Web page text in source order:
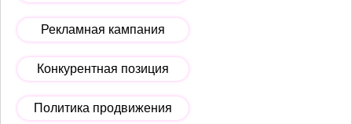
Рекламная кампания
Конкурентная позиция
Политика продвижения